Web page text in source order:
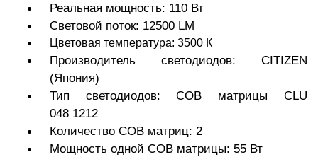
Реальная мощность: 110 Вт
Световой поток: 12500 LM
Цветовая температура: 3500 К
Производитель светодиодов: CITIZEN
(Япония)
Тип светодиодов: COB матрицы CLU
048 1212
Количество COB матриц: 2
Мощность одной COB матрицы: 55 Вт